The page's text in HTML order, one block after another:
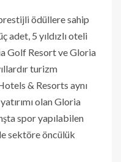
ödüllere sahip
adet, 5 yıldızlı oteli
Golf Resort ve Gloria
turizm
& Resorts aynı
olan Gloria
spor yapılabilen
sektöre öncülük